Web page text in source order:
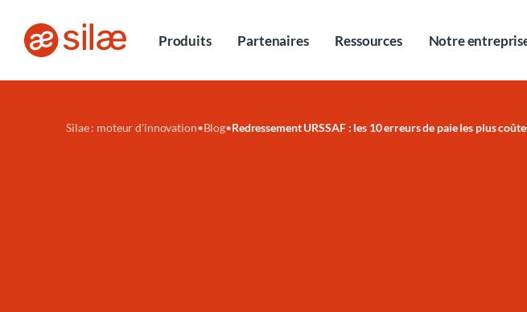
Produits Partenaires Ressources Notre
Silae : moteur d'innovation•Blog•Redressement URSSAF : les 10 erreurs de paie les plus